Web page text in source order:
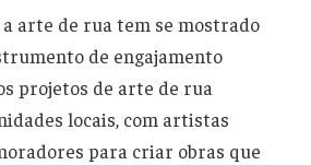
a arte de rua tem se mostrado
de engajamento
projetos de arte de rua
locais, com artistas
para criar obras que